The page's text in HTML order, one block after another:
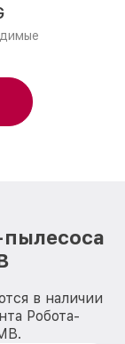
в наличии
Робота-